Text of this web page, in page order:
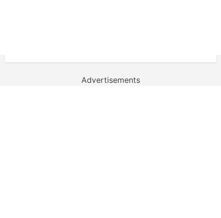
Advertisements